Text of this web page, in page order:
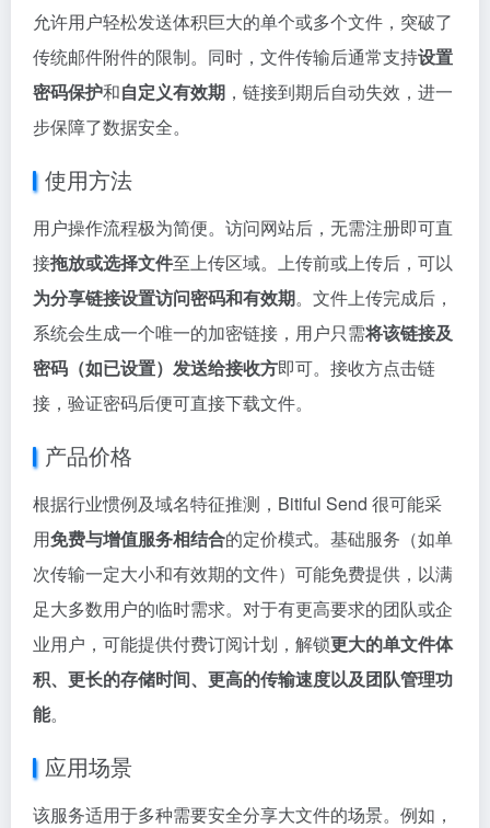
允许用户轻松发送体积巨大的单个或多个文件，突破了
传统邮件附件的限制。同时，文件传输后通常支持设置
密码保护和自定义有效期 ，链接到期后自动失效，进一
步保障了数据安全。
使用方法
用户操作流程极为简便。访问网站后，无需注册即可直
接拖放或选择文件至上传区域。上传前或上传后，可以
为分享链接设置访问密码和有效期。文件上传完成后，
系统会生成一个唯一的加密链接，用户只需将该链接及
密码（如已设置）发送给接收方即可。接收方点击链
接，验证密码后便可直接下载文件。
产品价格
根据行业惯例及域名特征推测，Bitiful Send 很可能采
用免费与增值服务相结合的定价模式。基础服务（如单
次传输一定大小和有效期的文件）可能免费提供，以满
足大多数用户的临时需求。对于有更高要求的团队或企
业用户，可能提供付费订阅计划，解锁更大的单文件体
积、更长的存储时间、更高的传输速度以及团队管理功
能。
应用场景
该服务适用于多种需要安全分享大文件的场景。例如，